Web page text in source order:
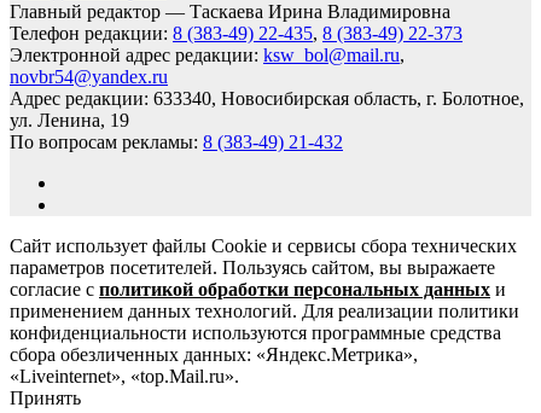
Главный редактор — Таскаева Ирина Владимировна
Телефон редакции: 8 (383-49) 22-435, 8 (383-49) 22-373
Электронной адрес редакции: ksw_bol@mail.ru,
novbr54@yandex.ru
Адрес редакции: 633340, Новосибирская область, г. Болотное,
ул. Ленина, 19
По вопросам рекламы: 8 (383-49) 21-432
Сайт использует файлы Cookie и сервисы сбора технических
параметров посетителей. Пользуясь сайтом, вы выражаете
согласие с политикой обработки персональных данных и
применением данных технологий. Для реализации политики
конфиденциальности используются программные средства
сбора обезличенных данных: «Яндекс.Метрика»,
«Liveinternet», «top.Mail.ru».
Принять